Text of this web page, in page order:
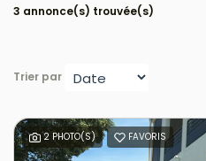
3 annonce(s) trouvée(s)
Trier par
2 PHOTO(S) FAVORIS